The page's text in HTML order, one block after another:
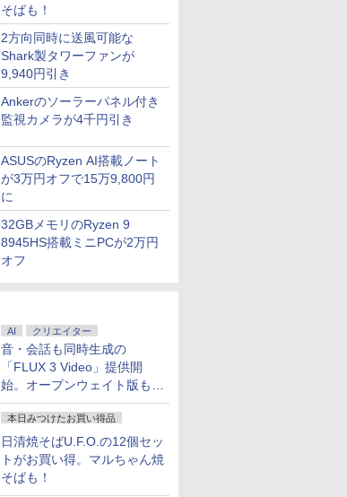
そばも！
2方向同時に送風可能な
Shark製タワーファンが
9,940円引き
Ankerのソーラーパネル付き
監視カメラが4千円引き
ASUSのRyzen AI搭載ノート
が3万円オフで15万9,800円
に
32GBメモリのRyzen 9
8945HS搭載ミニPCが2万円
オフ
AI クリエイター
音・会話も同時生成の
「FLUX 3 Video」提供開
始。オープンウェイト版も計
画
本日みつけたお買い得品
日清焼そばU.F.O.の12個セッ
トがお買い得。マルちゃん焼
そばも！